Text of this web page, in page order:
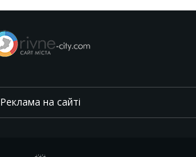
Реклама на сайті
.,.,.